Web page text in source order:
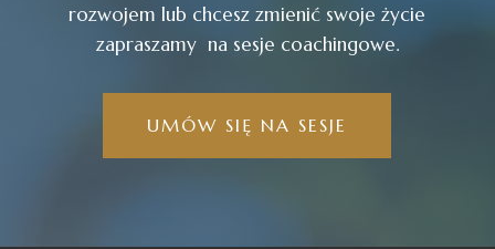
rozwojem lub chcesz zmienić swoje życie
zapraszamy na sesje coachingowe.
UMÓW SIĘ NA SESJE